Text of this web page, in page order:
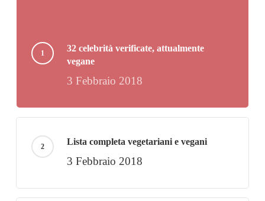
32 celebrità verificate, attualmente
vegane
3 Febbraio 2018
Lista completa vegetariani e vegani
3 Febbraio 2018